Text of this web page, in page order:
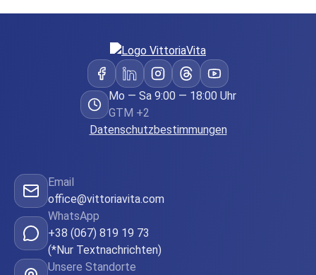
Mo — Sa 9:00 — 18:00 Uhr
GTM +2
Datenschutzbestimmungen
Email
office@vittoriavita.com
WhatsApp
+38 (067) 819 19 73
(*Nur Textnachrichten)
Unsere Standorte